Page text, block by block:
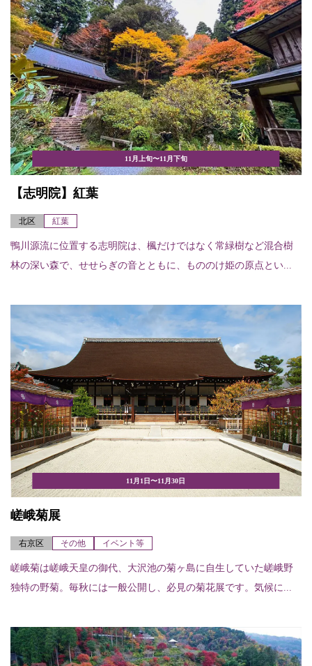
11月上旬〜11月下旬
【志明院】紅葉
北区 紅葉
鴨川源流に位置する志明院は、楓だけではなく常緑樹など混合樹
林の深い森で、せせらぎの音とともに、もののけ姫の原点とい...
11月1日〜11月30日
嵯峨菊展
右京区 その他 イベント等
嵯峨菊は嵯峨天皇の御代、大沢池の菊ヶ島に自生していた嵯峨野
独特の野菊。毎秋には一般公開し、必見の菊花展です。気候に...